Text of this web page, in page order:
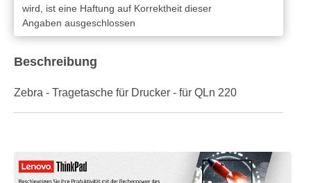
wird, ist eine Haftung auf Korrektheit dieser
Angaben ausgeschlossen
Beschreibung
Zebra - Tragetasche für Drucker - für QLn 220